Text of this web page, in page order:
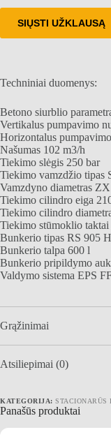
SIŲSTI UŽKLAUSĄ
Techniniai duomenys:
Betono siurblio
Vertikalus pumpavimo
Horizontalus
Našumas 102 m3/h
Tiekimo slėgis 250 bar
Tiekimo vamzdžio tipas
Vamzdyno diametras
Tiekimo cilindro eiga
Tiekimo cilindro
Tiekimo stūmoklio taktai
Bunkerio tipas RS 905
Bunkerio talpa 600 l
Bunkerio pripildymo
Valdymo sistema EPS
Grąžinimai
Atsiliepimai (0)
KATEGORIJA: STACIONARŪS
Panašūs produktai